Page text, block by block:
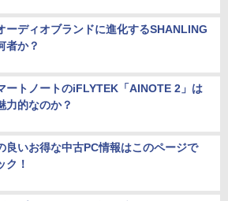
ーディオブランドに進化するSHANLING
者か？
ートノートのiFLYTEK「AINOTE 2」は
力的なのか？
良いお得な中古PC情報はこのページで
ク！